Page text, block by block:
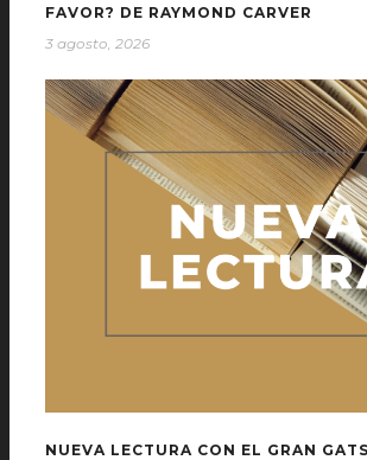
FAVOR? DE RAYMOND CARVER
3 agosto, 2026
NUEVA LECTURA CON EL GRAN